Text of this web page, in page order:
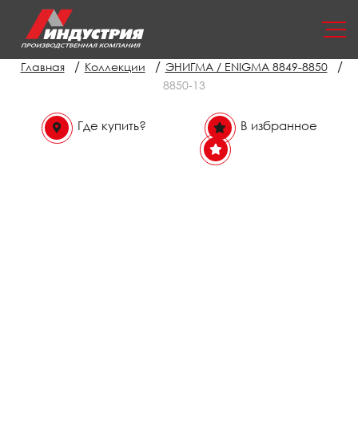
Главная / Коллекции / ЭНИГМА / ENIGMA 8849-8850 /
8850-13
Где купить? В избранное